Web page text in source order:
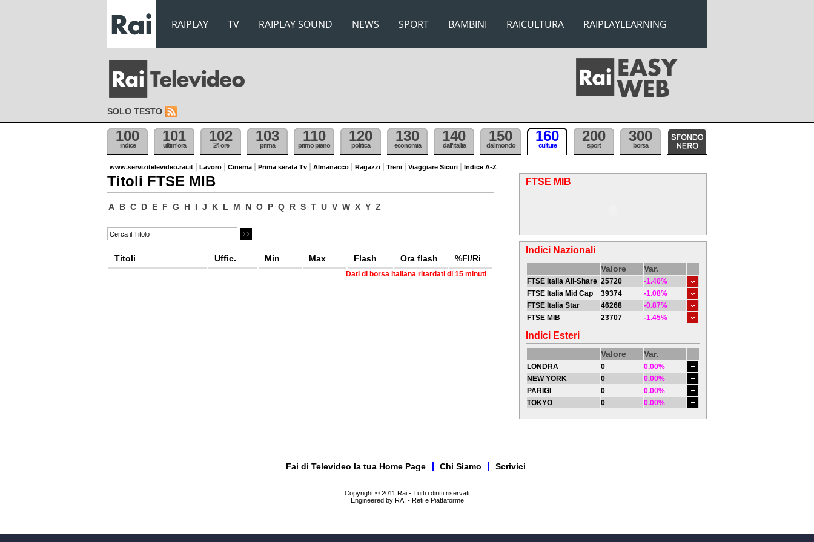
RAIPLAY TV RAIPLAY SOUND NEWS SPORT BAMBINI RAICULTURA RAIPLAYLEARNING
SOLO TESTO
100
indice
101
ultim'ora
102
24 ore
103
prima
110
primo piano
120
politica
130
economia
140
dall'itallia
150
dal mondo
160
culture
200
sport
300
borsa
www.servizitelevideo.rai.it Lavoro Cinema Prima serata Tv Almanacco Ragazzi Treni Viaggiare Sicuri Indice A-Z
Titoli FTSE MIB
A B C D E F G H I J K L M N O P Q R S T U V W X Y Z
Titoli Uffic. Min Max Flash Ora flash %Fl/Ri
Dati di borsa italiana ritardati di 15 minuti
FTSE MIB
Indici Nazionali
Valore Var.
FTSE Italia All-Share 25720
-1.40%
FTSE Italia Mid Cap
39374
-1.08%
FTSE Italia Star
46268
-0.87%
FTSE MIB
23707 -1.45%
Indici Esteri
Valore Var.
LONDRA 0
0.00%
NEW YORK
0
0.00%
PARIGI
0
0.00%
TOKYO
0 0.00%
Fai di Televideo la tua Home Page Chi Siamo Scrivici
Copyright © 2011 Rai - Tutti i diritti riservati
Engineered by RAI - Reti e Piattaforme